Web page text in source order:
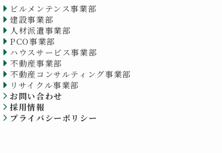
ビルメンテンス事業部
建設事業部
人材派遣事業部
PCO事業部
ハウスサービス事業部
不動産事業部
不動産コンサルティング事業部
リサイクル事業部
お問い合わせ
採用情報
プライバシーポリシー